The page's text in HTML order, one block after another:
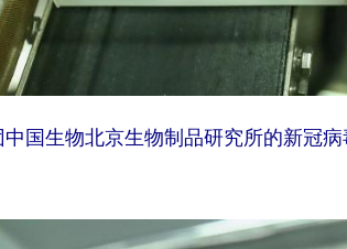
生物北京生物制品研究所的新冠病